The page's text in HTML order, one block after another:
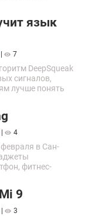
язык
7
DeepSqueak
сигналов,
лучше понять
4
в Сан-
фитнес-
9
3